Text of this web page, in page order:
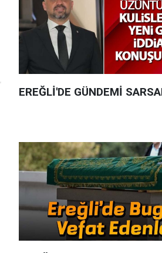
EREĞLİ'DE GÜNDEMİ